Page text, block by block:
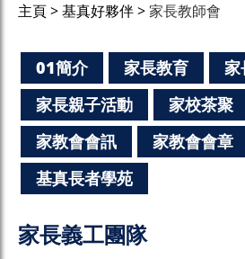
主頁 基真好夥伴 家長教師會
01簡介 家長教育
家
家長親子活動
家校茶聚
家教會會訊
家教會會章
基真長者學苑
家長義工團隊